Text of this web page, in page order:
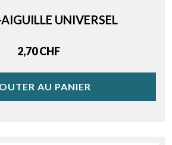
UNIVERSEL
Price
2,70 CHF
AU PANIER